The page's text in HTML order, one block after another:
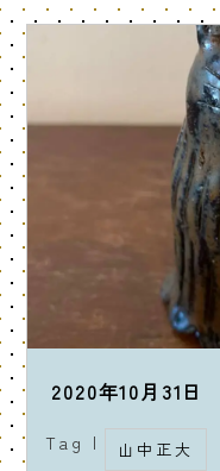
2020年10月31日
Tag | 山中正大